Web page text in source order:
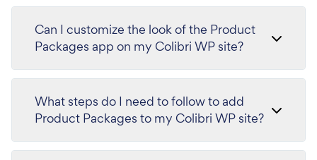
Can I customize the look of the Product
Packages app on my Colibri WP site?
What steps do I need to follow to add
Product Packages to my Colibri WP site?